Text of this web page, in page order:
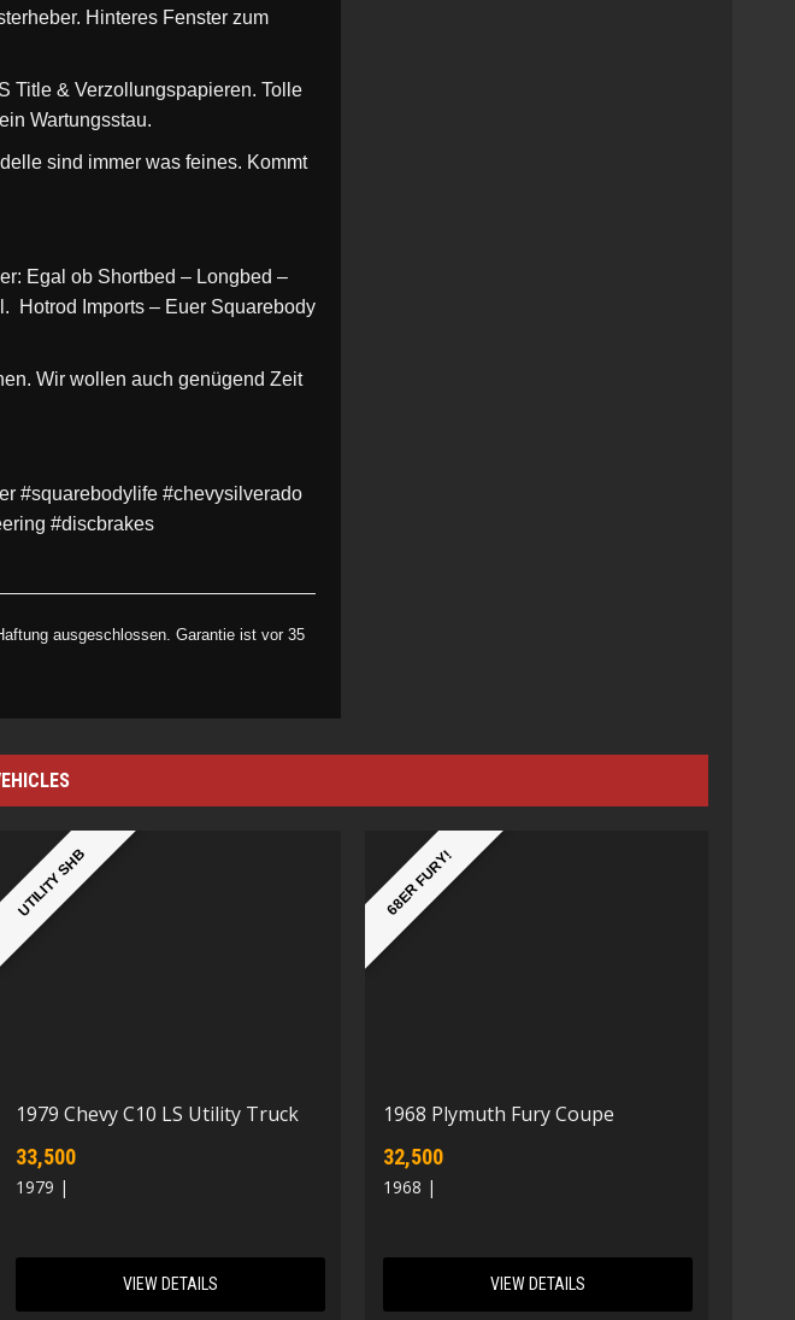
Hinteres Fenster zum
Title & Verzollungspapieren. Tolle
Wartungsstau.
sind immer was feines. Kommt
Egal ob Shortbed – Longbed –
Hotrod Imports – Euer Squarebody
Wir wollen auch genügend Zeit
#squarebodylife #chevysilverado
#discbrakes
ausgeschlossen. Garantie ist vor 35
UTILITY SHB
1979 Chevy C10 LS Utility Truck
33,500
1979 |
VIEW DETAILS
68ER FURY!
1968 Plymuth Fury Coupe
32,500
1968 |
VIEW DETAILS